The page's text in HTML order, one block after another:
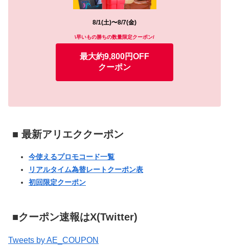
8/1(土)〜8/7(金)
\早いもの勝ちの数量限定クーポン/
最大約9,800円OFF
クーポン
■ 最新アリエククーポン
今使えるプロモコード一覧
リアルタイム為替レートクーポン表
初回限定クーポン
■クーポン速報はX(Twitter)
Tweets by AE_COUPON